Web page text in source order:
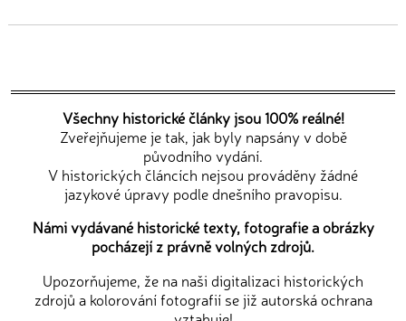
Všechny historické články jsou 100% reálné!
Zveřejňujeme je tak, jak byly napsány v době
původního vydání.
V historických článcích nejsou prováděny žádné
jazykové úpravy podle dnešního pravopisu.
Námi vydávané historické texty, fotografie a obrázky
pocházejí z právně volných zdrojů.
Upozorňujeme, že na naši digitalizaci historických
zdrojů a kolorování fotografií se již autorská ochrana